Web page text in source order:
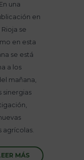
una
en
Rioja se
en esta
se está
a los
mañana,
sinergias
agrícolas.
MÁS